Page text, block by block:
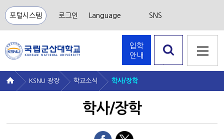
포털시스템 로그인 Language SNS
입학
안내
KSNU 광장 학교소식 학사/장학
학사/장학